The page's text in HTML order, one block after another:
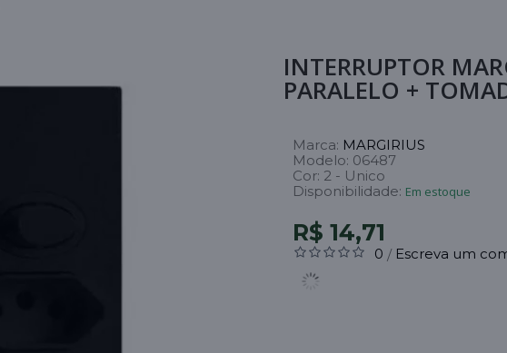
INTERRUPTOR
PARALELO +
Marca: MARGIRIUS
Modelo: 06487
Cor: 2 - Unico
Disponibilidade: Em estoque
R$ 14,71
0 / Escreva um